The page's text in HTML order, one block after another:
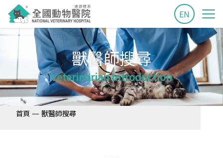
EN
獸醫師搜尋
Veterinarian Introduction
首頁 — 獸醫師搜尋